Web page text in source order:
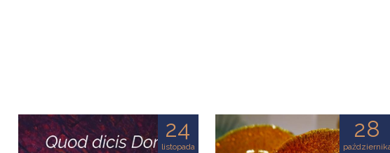
24
listopada
28